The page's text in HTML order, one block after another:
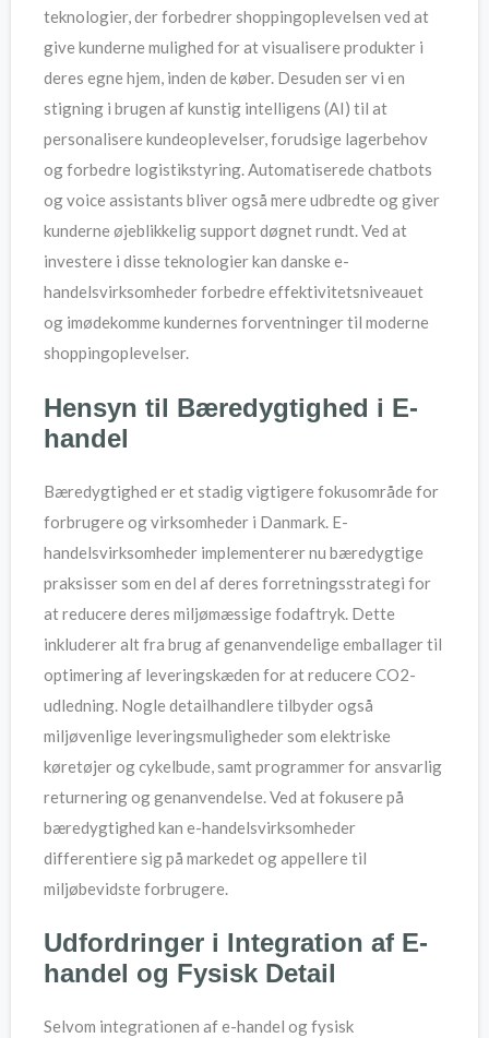
teknologier, der forbedrer shoppingoplevelsen ved at
give kunderne mulighed for at visualisere produkter i
deres egne hjem, inden de køber. Desuden ser vi en
stigning i brugen af kunstig intelligens (AI) til at
personalisere kundeoplevelser, forudsige lagerbehov
og forbedre logistikstyring. Automatiserede chatbots
og voice assistants bliver også mere udbredte og giver
kunderne øjeblikkelig support døgnet rundt. Ved at
investere i disse teknologier kan danske e-
handelsvirksomheder forbedre effektivitetsniveauet
og imødekomme kundernes forventninger til moderne
shoppingoplevelser.
Hensyn til Bæredygtighed i E-
handel
Bæredygtighed er et stadig vigtigere fokusområde for
forbrugere og virksomheder i Danmark. E-
handelsvirksomheder implementerer nu bæredygtige
praksisser som en del af deres forretningsstrategi for
at reducere deres miljømæssige fodaftryk. Dette
inkluderer alt fra brug af genanvendelige emballager til
optimering af leveringskæden for at reducere CO2-
udledning. Nogle detailhandlere tilbyder også
miljøvenlige leveringsmuligheder som elektriske
køretøjer og cykelbude, samt programmer for ansvarlig
returnering og genanvendelse. Ved at fokusere på
bæredygtighed kan e-handelsvirksomheder
differentiere sig på markedet og appellere til
miljøbevidste forbrugere.
Udfordringer i Integration af E-
handel og Fysisk Detail
Selvom integrationen af e-handel og fysisk